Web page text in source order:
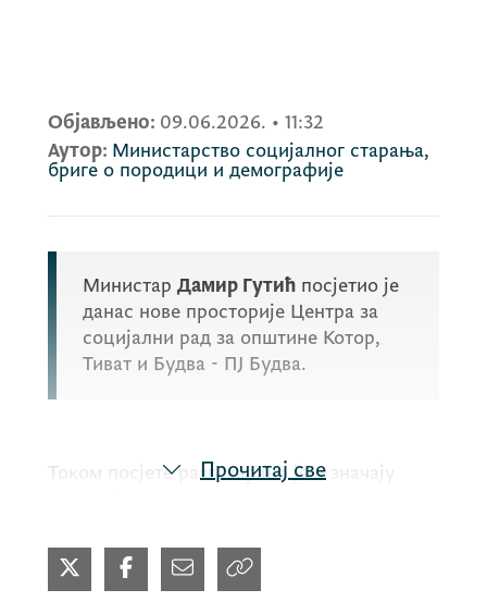
Објављено: 09.06.2026. • 11:32
Аутор: Министарство социјалног старања,
бриге о породици и демографије
Министар Дамир Гутић посјетио је
данас нове просторије Центра за
социјални рад за општине Котор,
Тиват и Будва - ПЈ Будва.
Током посјете разговарано је о значају
као и о даљем јачању система социјалне и
дјечје заштите.
Прочитај све